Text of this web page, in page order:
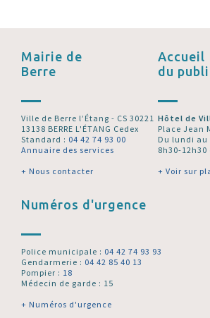
Mairie de
Berre
Ville de Berre l’Étang - CS 30221
13138 BERRE L'ÉTANG Cedex
Standard : 04 42 74 93 00
Annuaire des services
+ Nous contacter
Accueil
du
Hôtel de
Place Jean
Du lundi au
8h30-12h30
+ Voir sur
Numéros d'urgence
Police municipale : 04 42 74 93 93
Gendarmerie : 04 42 85 40 13
Pompier : 18
Médecin de garde : 15
+ Numéros d'urgence